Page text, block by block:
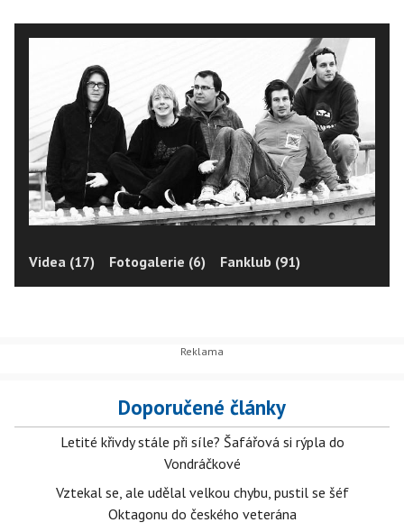
Videa (17) Fotogalerie (6) Fanklub (91)
Doporučené články
Letité křivdy stále při síle? Šafářová si rýpla do
Vondráčkové
Vztekal se, ale udělal velkou chybu, pustil se šéf
Oktagonu do českého veterána